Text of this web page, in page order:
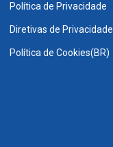
Política de Privacidade
Diretivas de Privacidade
Política de Cookies(BR)